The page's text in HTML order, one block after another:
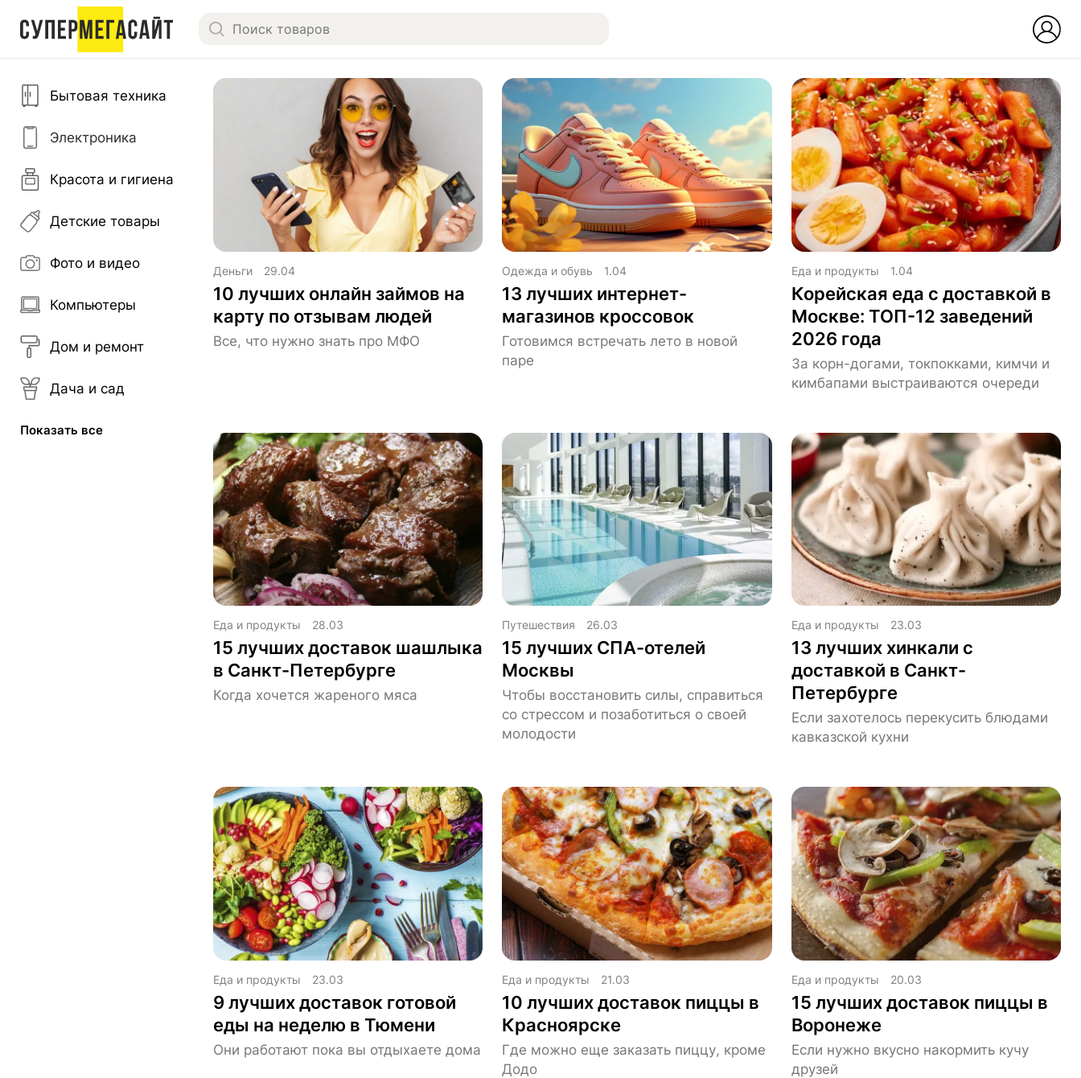
Деньги 29.04
10 лучших онлайн займов на
карту по отзывам людей
Все, что нужно знать про МФО
Одежда и обувь 1.04
13 лучших интернет-
магазинов кроссовок
Готовимся встречать лето в новой
паре
Еда и продукты 1.04
Корейская еда с доставкой в
Москве: ТОП-12 заведений
2026 года
За корн-догами, токпокками, кимчи и
кимбапами выстраиваются очереди
Еда и продукты 28.03
15 лучших доставок шашлыка
в Санкт-Петербурге
Когда хочется жареного мяса
Путешествия 26.03
15 лучших СПА-отелей
Москвы
Чтобы восстановить силы, справиться
со стрессом и позаботиться о своей
молодости
Еда и продукты 23.03
13 лучших хинкали с
доставкой в Санкт-
Петербурге
Если захотелось перекусить блюдами
кавказской кухни
Еда и продукты 23.03
9 лучших доставок готовой
еды на неделю в Тюмени
Они работают пока вы отдыхаете дома
Еда и продукты 21.03
10 лучших доставок пиццы в
Красноярске
Где можно еще заказать пиццу, кроме
Додо
Еда и продукты 20.03
15 лучших доставок пиццы в
Воронеже
Если нужно вкусно накормить кучу
друзей
Бытовая техника
Электроника
Красота и гигиена
Детские товары
Фото и видео
Компьютеры
Дом и ремонт
Дача и сад
Показать все